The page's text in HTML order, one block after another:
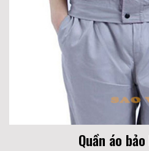
Quần áo